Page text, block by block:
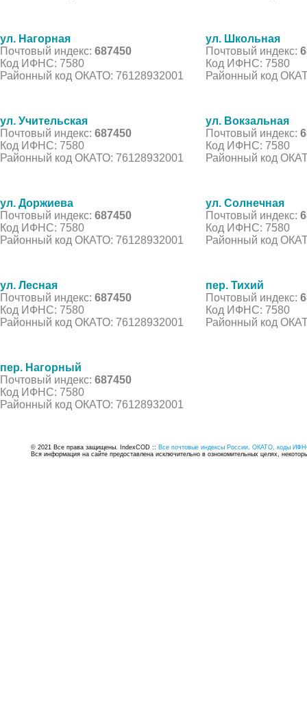
ул. Нагорная
Почтовый индекс: 687450
Код ИФНС: 7580
Районный код ОКАТО: 76128932001
ул. Школьная
Почтовый индекс:
Код ИФНС: 7580
Районный код
ул. Учительская
Почтовый индекс: 687450
Код ИФНС: 7580
Районный код ОКАТО: 76128932001
ул. Вокзальная
Почтовый индекс:
Код ИФНС: 7580
Районный код
ул. Доржиева
Почтовый индекс: 687450
Код ИФНС: 7580
Районный код ОКАТО: 76128932001
ул. Солнечная
Почтовый индекс:
Код ИФНС: 7580
Районный код
ул. Лесная
Почтовый индекс: 687450
Код ИФНС: 7580
Районный код ОКАТО: 76128932001
пер. Тихий
Почтовый индекс:
Код ИФНС: 7580
Районный код
пер. Нагорный
Почтовый индекс: 687450
Код ИФНС: 7580
Районный код ОКАТО: 76128932001
© 2021 Все права защищены. IndexCOD :: Все почтовые индексы России, ОКАТО, коды
Вся информация на сайте предоставлена исключительно в ознокомительных целях,